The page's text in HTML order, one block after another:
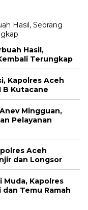
Hasil,
Terungkap
Kapolres Aceh
B Kutacane
Mingguan,
Pelayanan
Aceh
dan Longsor
Muda, Kapolres
Temu Ramah